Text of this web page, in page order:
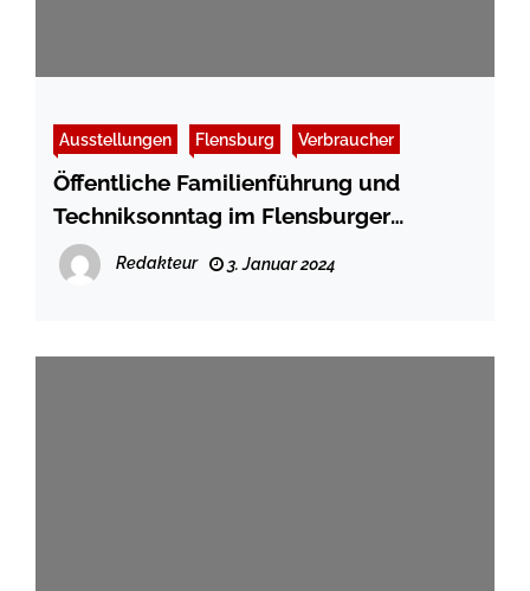
Ausstellungen Flensburg Verbraucher
Öffentliche Familienführung und
Techniksonntag im Flensburger
Schifffahrtsmuseum
Redakteur 3. Januar 2024